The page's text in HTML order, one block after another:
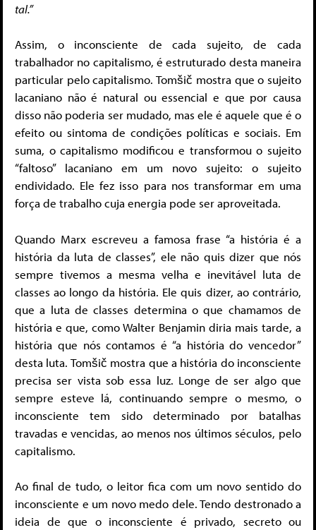
tal.”
Assim, o inconsciente de cada sujeito, de cada
trabalhador no capitalismo, é estruturado desta maneira
particular pelo capitalismo. Tomšič mostra que o sujeito
lacaniano não é natural ou essencial e que por causa
disso não poderia ser mudado, mas ele é aquele que é o
efeito ou sintoma de condições políticas e sociais. Em
suma, o capitalismo modificou e transformou o sujeito
“faltoso” lacaniano em um novo sujeito: o sujeito
endividado. Ele fez isso para nos transformar em uma
força de trabalho cuja energia pode ser aproveitada.
Quando Marx escreveu a famosa frase “a história é a
história da luta de classes”, ele não quis dizer que nós
sempre tivemos a mesma velha e inevitável luta de
classes ao longo da história. Ele quis dizer, ao contrário,
que a luta de classes determina o que chamamos de
história e que, como Walter Benjamin diria mais tarde, a
história que nós contamos é “a história do vencedor”
desta luta. Tomšič mostra que a história do inconsciente
precisa ser vista sob essa luz. Longe de ser algo que
sempre esteve lá, continuando sempre o mesmo, o
inconsciente tem sido determinado por batalhas
travadas e vencidas, ao menos nos últimos séculos, pelo
capitalismo.
Ao final de tudo, o leitor fica com um novo sentido do
inconsciente e um novo medo dele. Tendo destronado a
ideia de que o inconsciente é privado, secreto ou